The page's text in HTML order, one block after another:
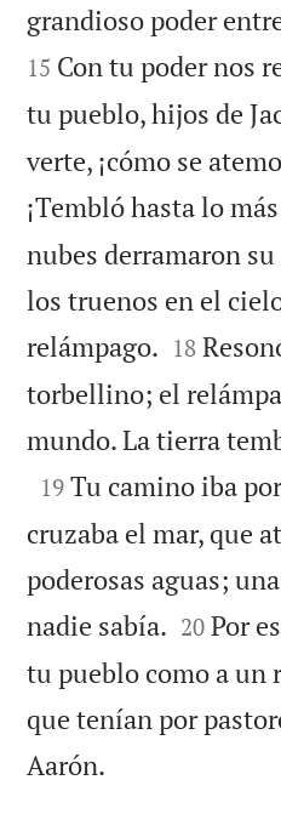
grandioso poder
15 Con tu poder nos
tu pueblo, hijos de
verte, ¡cómo se
¡Tembló hasta lo
nubes derramaron
los truenos en el
relámpago. 

18
torbellino; el
mundo. La tierra

19 Tu camino iba
cruzaba el mar, que
poderosas aguas;
nadie sabía. 

20 Por
tu pueblo como a un
que tenían por
Aarón.